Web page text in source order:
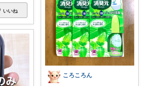
いいね
ころころん